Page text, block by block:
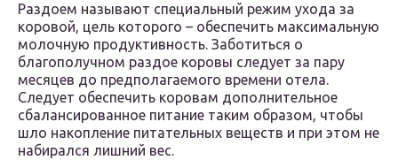
Раздоем называют специальный режим ухода за
коровой, цель которого – обеспечить максимальную
молочную продуктивность. Заботиться о
благополучном раздое коровы следует за пару
месяцев до предполагаемого времени отела.
Следует обеспечить коровам дополнительное
сбалансированное питание таким образом, чтобы
шло накопление питательных веществ и при этом не
набирался лишний вес.